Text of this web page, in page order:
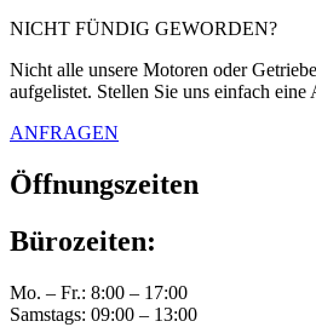
NICHT FÜNDIG GEWORDEN?
Nicht alle unsere Motoren oder
aufgelistet. Stellen Sie uns einfach eine
ANFRAGEN
Öffnungszeiten
Bürozeiten:
Mo. – Fr.: 8:00 – 17:00
Samstags: 09:00 – 13:00